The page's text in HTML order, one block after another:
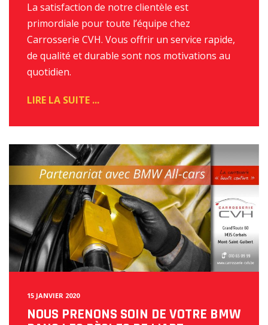
La satisfaction de notre clientèle est
primordiale pour toute l’équipe chez
Carrosserie CVH. Vous offrir un service rapide,
de qualité et durable sont nos motivations au
quotidien.
15 JANVIER 2020
NOUS PRENONS SOIN DE VOTRE BMW